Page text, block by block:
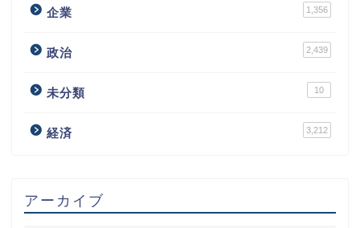
企業 1,356
政治 2,439
未分類 10
経済 3,212
アーカイブ